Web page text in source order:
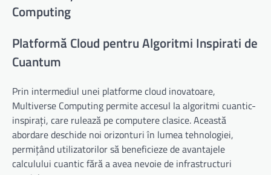
Computing
Platformă Cloud pentru Algoritmi Inspirati de
Cuantum
Prin intermediul unei platforme cloud inovatoare,
Multiverse Computing permite accesul la algoritmi cuantic-
inspirați, care rulează pe computere clasice. Această
abordare deschide noi orizonturi în lumea tehnologiei,
permițând utilizatorilor să beneficieze de avantajele
calculului cuantic fără a avea nevoie de infrastructuri